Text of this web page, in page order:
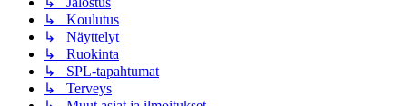
↳ Koulutus
↳ Näyttelyt
↳ Ruokinta
↳ SPL-tapahtumat
↳ Terveys